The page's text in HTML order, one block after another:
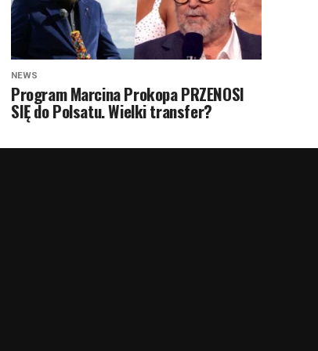
NEWS
Program Marcina Prokopa PRZENOSI
SIĘ do Polsatu. Wielki transfer?